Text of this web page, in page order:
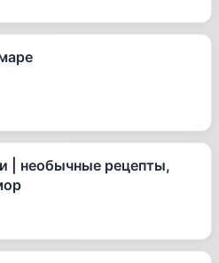
| необычные рецепты,